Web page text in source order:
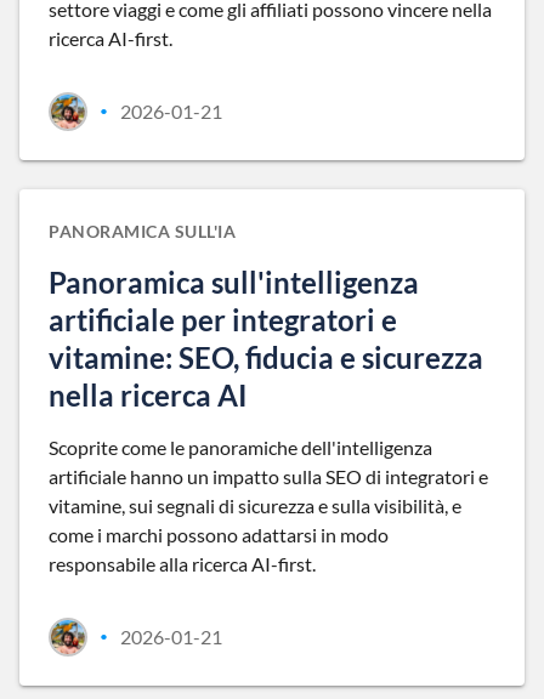
settore viaggi e come gli affiliati possono vincere nella
ricerca AI-first.
• 2026-01-21
PANORAMICA SULL'IA
Panoramica sull'intelligenza
artificiale per integratori e
vitamine: SEO, fiducia e sicurezza
nella ricerca AI
Scoprite come le panoramiche dell'intelligenza
artificiale hanno un impatto sulla SEO di integratori e
vitamine, sui segnali di sicurezza e sulla visibilità, e
come i marchi possono adattarsi in modo
responsabile alla ricerca AI-first.
• 2026-01-21